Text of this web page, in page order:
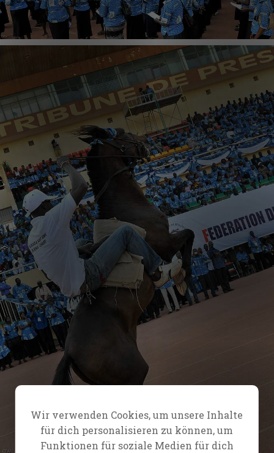
Wir verwenden Cookies, um unsere Inhalte
für dich personalisieren zu können, um
Funktionen für soziale Medien für dich